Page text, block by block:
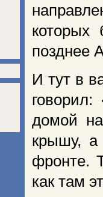
позднее
И тут в
домой
крышу, а
фронте.
как там